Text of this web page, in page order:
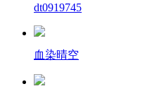
dt0919745
血染晴空